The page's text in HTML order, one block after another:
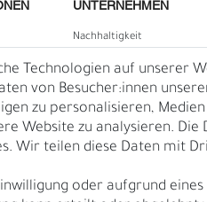
D
UNTERNEHMEN
Nachhaltigkeit
Kontakt
Über uns
Rückgabe
Gürtelgröße messen
Technologien auf unserer
von Besucher:innen
zu personalisieren,
Website zu analysieren. Die
Wir teilen diese Daten mit
oder aufgrund